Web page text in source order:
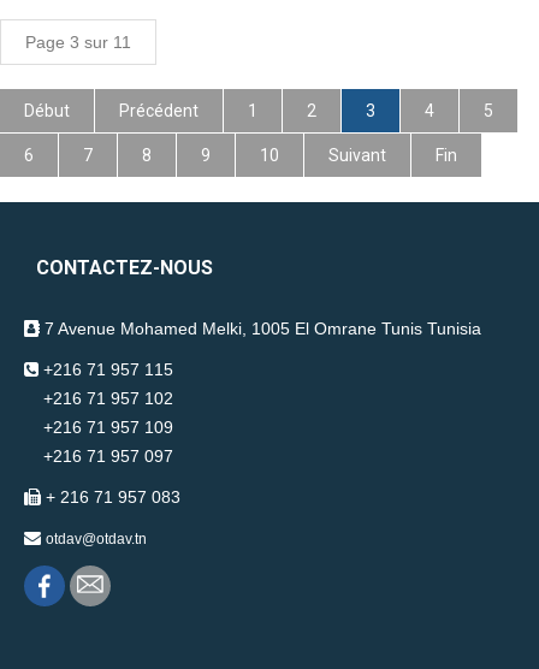
Page 3 sur 11
Début Précédent 1 2 3 4 5
6 7 8 9 10 Suivant Fin
CONTACTEZ-NOUS
7 Avenue Mohamed Melki, 1005 El Omrane Tunis Tunisia
+216 71 957 115
+216 71 957 102
+216 71 957 109
+216 71 957 097
+ 216 71 957 083
otdav@otdav.tn